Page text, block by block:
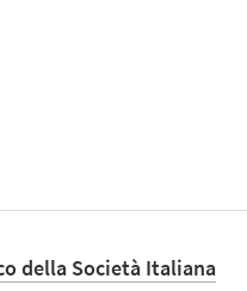
della Società Italiana